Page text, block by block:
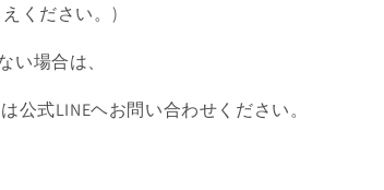
ください。)
場合は、
式LINEヘお問い合わせください。